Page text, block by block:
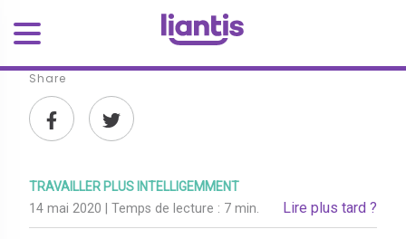
Share
TRAVAILLER PLUS INTELLIGEMMENT
14 mai 2020 | Temps de lecture : 7 min. Lire plus tard ?